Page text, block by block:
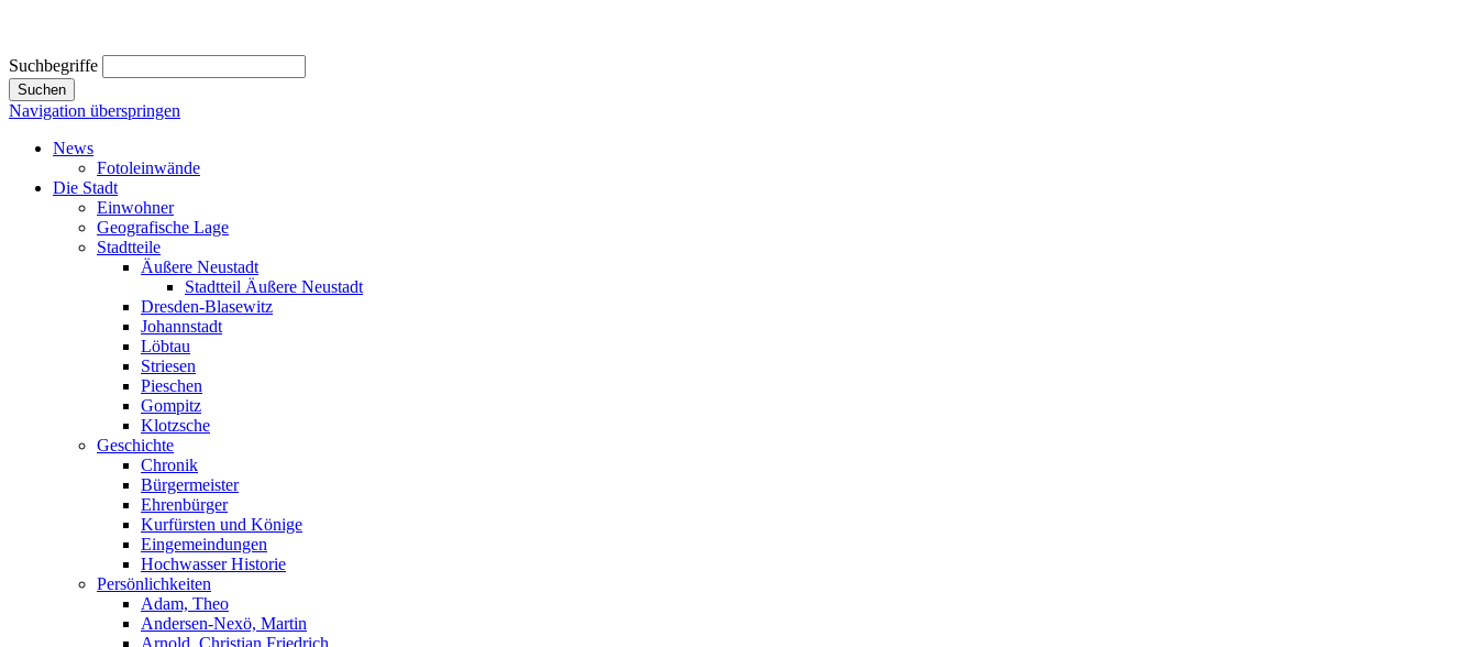
Suchbegriffe
Suchen
Navigation überspringen
News
Fotoleinwände
Die Stadt
Einwohner
Geografische Lage
Stadtteile
Äußere Neustadt
Stadtteil Äußere Neustadt
Dresden-Blasewitz
Johannstadt
Löbtau
Striesen
Pieschen
Gompitz
Klotzsche
Geschichte
Chronik
Bürgermeister
Ehrenbürger
Kurfürsten und Könige
Eingemeindungen
Hochwasser Historie
Persönlichkeiten
Adam, Theo
Andersen-Nexö, Martin
Arnold, Christian Friedrich